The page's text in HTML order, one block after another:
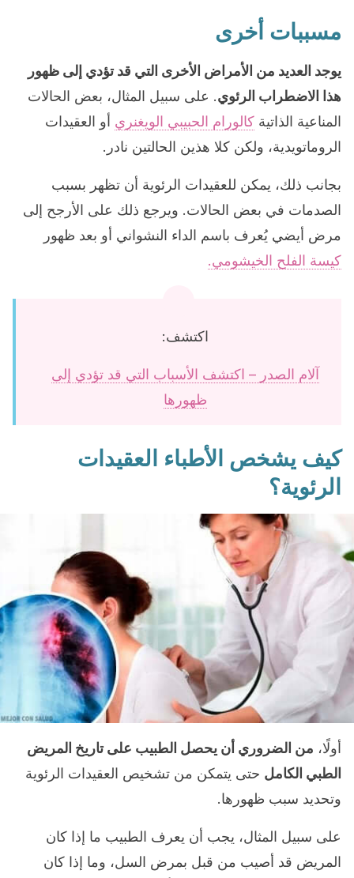
مسببات أخرى
يوجد العديد من الأمراض الأخرى التي قد تؤدي إلى ظهور
هذا الاضطراب الرئوي. على سبيل المثال، بعض الحالات
المناعية الذاتية كالورام الحبيبي الويغنري أو العقيدات
الروماتويدية، ولكن كلا هذين الحالتين نادر.
بجانب ذلك، يمكن للعقيدات الرئوية أن تظهر بسبب
الصدمات في بعض الحالات. ويرجع ذلك على الأرجح إلى
مرض أيضي يُعرف باسم الداء النشواني أو بعد ظهور
كيسة الفلح الخيشومي.
اكتشف:
آلام الصدر – اكتشف الأسباب التي قد تؤدي إلى
ظهورها
كيف يشخص الأطباء العقيدات
الرئوية؟
أولًا، من الضروري أن يحصل الطبيب على تاريخ المريض
الطبي الكامل حتى يتمكن من تشخيص العقيدات الرئوية
وتحديد سبب ظهورها.
على سبيل المثال، يجب أن يعرف الطبيب ما إذا كان
المريض قد أصيب من قبل بمرض السل، وما إذا كان